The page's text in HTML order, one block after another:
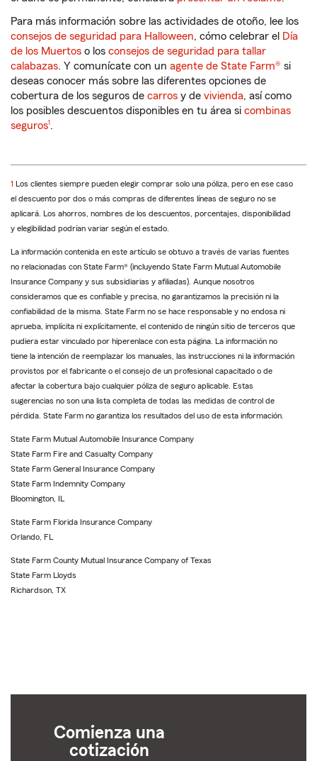
Para más información sobre las actividades de otoño, lee los
consejos de seguridad para Halloween, cómo celebrar el Día
de los Muertos o los consejos de seguridad para tallar
calabazas. Y comunícate con un agente de State Farm® si
deseas conocer más sobre las diferentes opciones de
cobertura de los seguros de carros y de vivienda, así como
los posibles descuentos disponibles en tu área si combinas
seguros
Nota de pie de página
1 .
Regresar
a
la
referencia
1 Los clientes siempre pueden elegir comprar solo una póliza, pero en ese caso
el descuento por dos o más compras de diferentes líneas de seguro no se
aplicará. Los ahorros, nombres de los descuentos, porcentajes, disponibilidad
y elegibilidad podrían variar según el estado.
La información contenida en este artículo se obtuvo a través de varias fuentes
no relacionadas con State Farm® (incluyendo State Farm Mutual Automobile
Insurance Company y sus subsidiarias y afiliadas). Aunque nosotros
consideramos que es confiable y precisa, no garantizamos la precisión ni la
confiabilidad de la misma. State Farm no se hace responsable y no endosa ni
aprueba, implícita ni explícitamente, el contenido de ningún sitio de terceros que
pudiera estar vinculado por hiperenlace con esta página. La información no
tiene la intención de reemplazar los manuales, las instrucciones ni la información
provistos por el fabricante o el consejo de un profesional capacitado o de
afectar la cobertura bajo cualquier póliza de seguro aplicable. Estas
sugerencias no son una lista completa de todas las medidas de control de
pérdida. State Farm no garantiza los resultados del uso de esta información.
State Farm Mutual Automobile Insurance Company
State Farm Fire and Casualty Company
State Farm General Insurance Company
State Farm Indemnity Company
Bloomington, IL
State Farm Florida Insurance Company
Orlando, FL
State Farm County Mutual Insurance Company of Texas
State Farm Lloyds
Richardson, TX
Comienza una
cotización